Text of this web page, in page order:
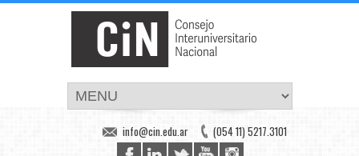
(054 11) 5217.3101
info@cin.edu.ar